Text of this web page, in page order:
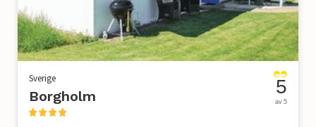
Sverige
Borgholm 5
av 5